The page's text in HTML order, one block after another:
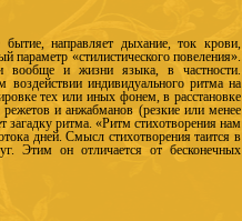
направляет дыхание, ток крови,
параметр «стилистического повеления».
вообще и жизни языка, в частности.
воздействии индивидуального ритма на
тех или иных фонем, в расстановке
и анжабманов (резкие или менее
загадку ритма. «Ритм стихотворения нам
дней. Смысл стихотворения таится в
Этим он отличается от бесконечных